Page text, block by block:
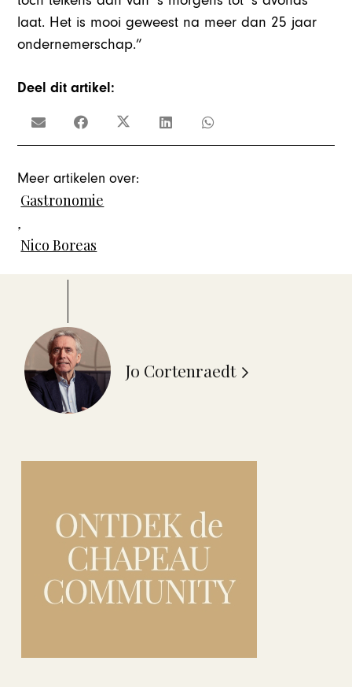
laat. Het is mooi geweest na meer dan 25 jaar
ondernemerschap.”
Deel dit artikel:
Meer artikelen over:
Gastronomie
,
Nico Boreas
Jo Cortenraedt